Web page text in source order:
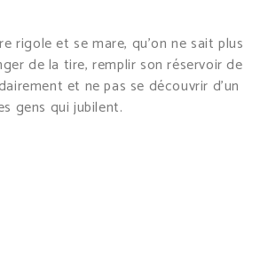
rigole et se mare, qu’on ne sait plus
de la tire, remplir son réservoir de
et ne pas se découvrir d’un
gens qui jubilent.